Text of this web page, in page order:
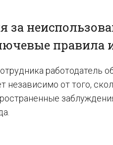
за
правила
работодатель
независимо от того,